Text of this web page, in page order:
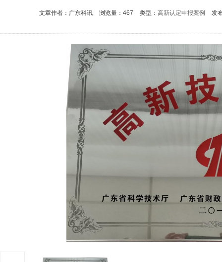
文章作者：广东科讯 浏览量：467 类型： 高新认定申报案例 发